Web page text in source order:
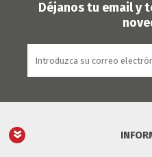
Déjanos tu email y